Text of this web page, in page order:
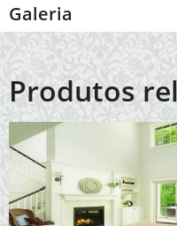
Galeria
Produtos